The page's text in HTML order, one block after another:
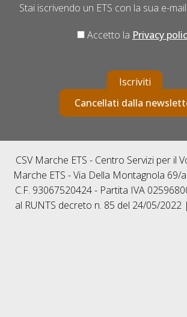
Stai iscrivendo un ETS con la sua e-
Accetto la Privacy
Iscriviti
Cancellati dalla
CSV Marche ETS - Centro Servizi per il
Marche ETS - Via Della Montagnola 69/
C.F. 93067520424 - Partita IVA
al RUNTS decreto n. 85 del 24/05/2022 |